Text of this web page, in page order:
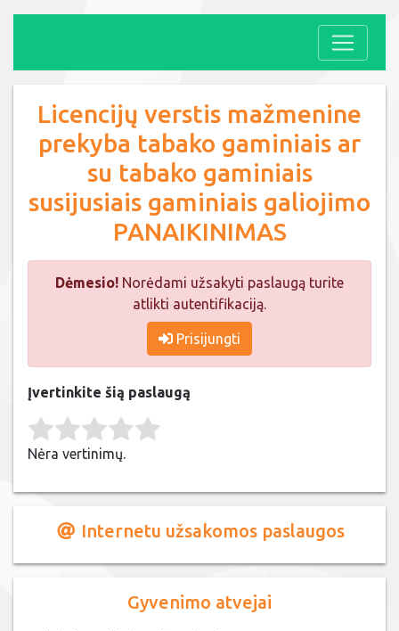
Licencijų verstis mažmenine
prekyba tabako gaminiais ar
su tabako gaminiais
susijusiais gaminiais galiojimo
PANAIKINIMAS
Dėmesio! Norėdami užsakyti paslaugą turite
atlikti autentifikaciją.
Prisijungti
Įvertinkite šią paslaugą
Rate this item:
Nėra vertinimų.
Internetu užsakomos paslaugos
Gyvenimo atvejai